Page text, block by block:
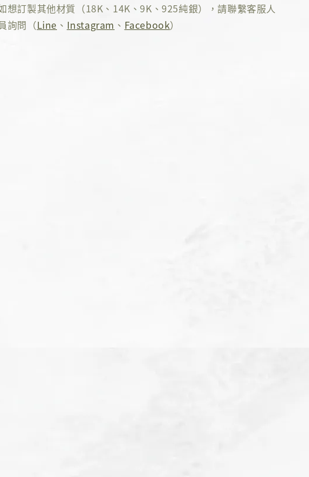
想訂製其他材質（18K、14K、9K、925純銀），請聯繫客服人
詢問（Line 、 Instagram 、 Facebook）